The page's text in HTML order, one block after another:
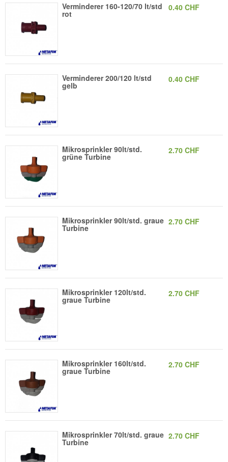
Verminderer 160-120/70 lt/std
rot
0.40 CHF
Verminderer 200/120 lt/std
gelb
0.40 CHF
Mikrosprinkler 90lt/std.
grüne Turbine
2.70 CHF
Mikrosprinkler 90lt/std. graue
Turbine
2.70 CHF
Mikrosprinkler 120lt/std.
graue Turbine
2.70 CHF
Mikrosprinkler 160lt/std.
graue Turbine
2.70 CHF
Mikrosprinkler 70lt/std. graue
Turbine
2.70 CHF